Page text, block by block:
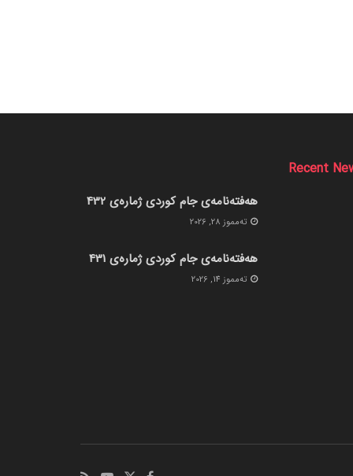
Recent
هەفتەنامەی جام کوردی ژمارەی 432
ته‌مموز 28, 2026
هەفتەنامەی جام کوردی ژمارەی 431
ته‌مموز 14, 2026